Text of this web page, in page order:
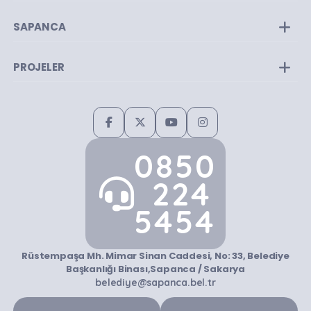
SAPANCA
PROJELER
0850
224
5454
Rüstempaşa Mh. Mimar Sinan Caddesi, No: 33, Belediye
Başkanlığı Binası,Sapanca / Sakarya
belediye@sapanca.bel.tr